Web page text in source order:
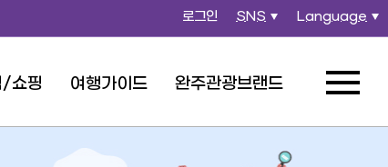
로그인 SNS Language
/쇼핑 여행가이드 완주관광브랜드